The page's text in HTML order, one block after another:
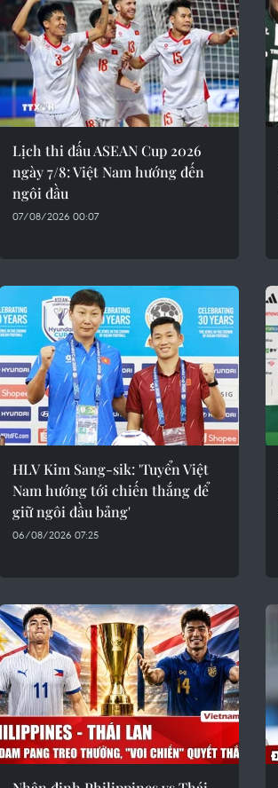
Lịch thi đấu ASEAN Cup 2026
ngày 7/8: Việt Nam hướng đến
ngôi đầu
07/08/2026 00:07
HLV Kim Sang-sik: 'Tuyển Việt
Nam hướng tới chiến thắng để
giữ ngôi đầu bảng'
06/08/2026 07:25